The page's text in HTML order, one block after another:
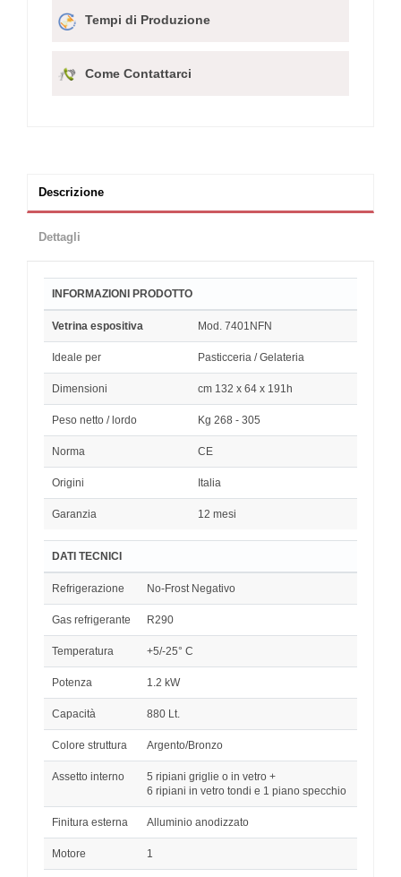
Tempi di Produzione
Come Contattarci
Descrizione
Dettagli
INFORMAZIONI PRODOTTO
Vetrina espositiva Mod. 7401NFN
Ideale per Pasticceria / Gelateria
Dimensioni cm 132 x 64 x 191h
Peso netto / lordo Kg 268 - 305
Norma CE
Origini Italia
Garanzia 12 mesi
DATI TECNICI
Refrigerazione No-Frost Negativo
Gas refrigerante R290
Temperatura +5/-25° C
Potenza 1.2 kW
Capacità 880 Lt.
Colore struttura Argento/Bronzo
Assetto interno
5 ripiani griglie o in vetro +
6 ripiani in vetro tondi e 1 piano specchio
Finitura esterna Alluminio anodizzato
Motore 1